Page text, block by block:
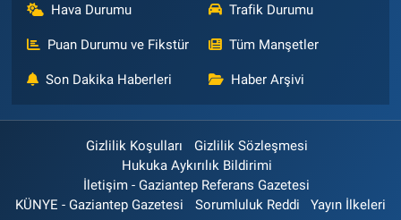
Hava Durumu Trafik Durumu
Puan Durumu ve Fikstür Tüm Manşetler
Son Dakika Haberleri Haber Arşivi
Gizlilik Koşulları
Gizlilik Sözleşmesi
Hukuka Aykırılık Bildirimi
İletişim - Gaziantep Referans Gazetesi
KÜNYE - Gaziantep Gazetesi
Sorumluluk Reddi Yayın İlkeleri